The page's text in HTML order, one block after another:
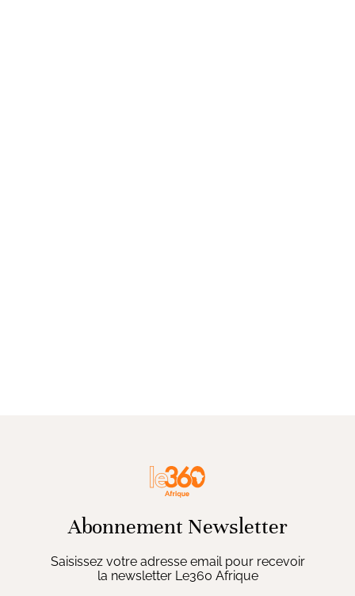
Abonnement Newsletter
Saisissez votre adresse email pour recevoir
la newsletter Le360 Afrique